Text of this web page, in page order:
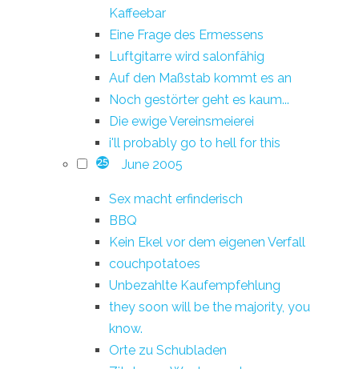
Kaffeebar
Eine Frage des Ermessens
Luftgitarre wird salonfähig
Auf den Maßstab kommt es an
Noch gestörter geht es kaum...
Die ewige Vereinsmeierei
i'll probably go to hell for this
25 June 2005
Sex macht erfinderisch
BBQ
Kein Ekel vor dem eigenen Verfall
couchpotatoes
Unbezahlte Kaufempfehlung
they soon will be the majority, you
know.
Orte zu Schubladen